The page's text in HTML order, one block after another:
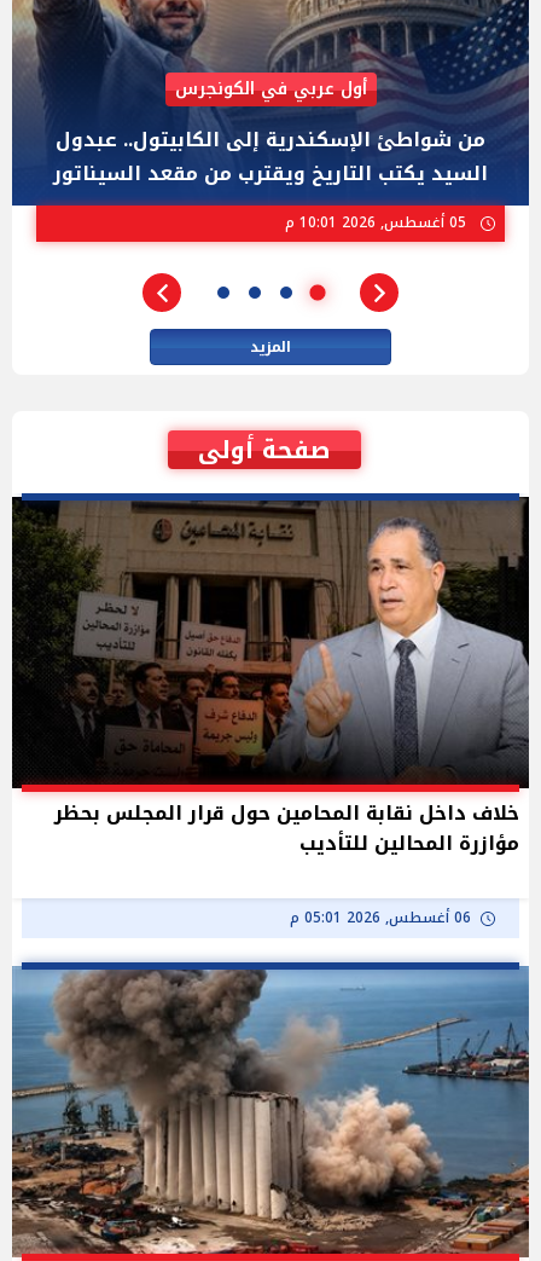
AIPAC رصدت 30 مليون دولار لإضعافه
"عبد الرحمن السيد" المصري الذى يواجه "هايلي
ستيفنز" وإيباك الاسرائيلية بإنتخابات ميشيجان
المزيد
صفحة أولى
خلاف داخل نقابة المحامين حول قرار المجلس بحظر
مؤازرة المحالين للتأديب
06 أغسطس, 2026 05:01 م